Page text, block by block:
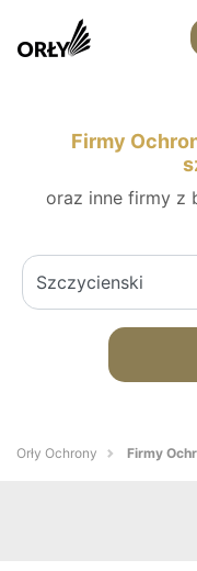
Firmy
oraz inne firmy z
Orły Ochrony Firmy